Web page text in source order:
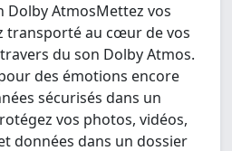
Dolby AtmosMettez vos
transporté au cœur de vos
du son Dolby Atmos.
des émotions encore
sécurisés dans un
vos photos, vidéos,
données dans un dossier